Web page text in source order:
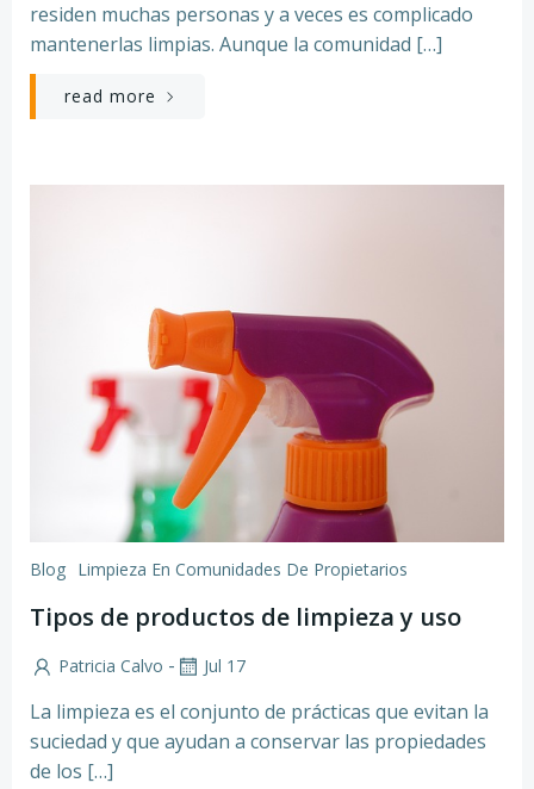
residen muchas personas y a veces es complicado
mantenerlas limpias. Aunque la comunidad […]
read more
Blog Limpieza En Comunidades De Propietarios
Tipos de productos de limpieza y uso
Patricia Calvo - Jul 17
La limpieza es el conjunto de prácticas que evitan la
suciedad y que ayudan a conservar las propiedades
de los […]